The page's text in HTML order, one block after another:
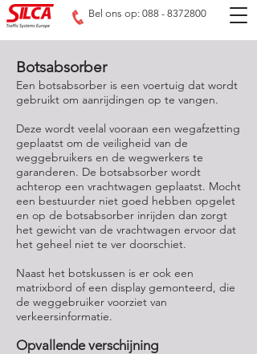
Bel ons op: 088 - 8372800
Botsabsorber
Een botsabsorber is een voertuig dat wordt
gebruikt om aanrijdingen op te vangen.
Deze wordt veelal vooraan een wegafzetting
geplaatst om de veiligheid van de
weggebruikers en de wegwerkers te
garanderen. De botsabsorber wordt
achterop een vrachtwagen geplaatst. Mocht
een bestuurder niet goed hebben opgelet
en op de botsabsorber inrijden dan zorgt
het gewicht van de vrachtwagen ervoor dat
het geheel niet te ver doorschiet.
Naast het botskussen is er ook een
matrixbord of een display gemonteerd, die
de weggebruiker voorziet van
verkeersinformatie.
Opvallende verschijning